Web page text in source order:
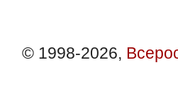
© 1998-2026,